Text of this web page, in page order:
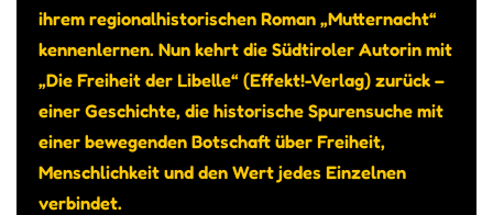
ihrem regionalhistorischen Roman „Mutternacht“
kennenlernen. Nun kehrt die Südtiroler Autorin mit
„Die Freiheit der Libelle“ (Effekt!-Verlag) zurück –
einer Geschichte, die historische Spurensuche mit
einer bewegenden Botschaft über Freiheit,
Menschlichkeit und den Wert jedes Einzelnen
verbindet.